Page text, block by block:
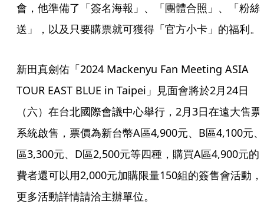
會，他準備了「簽名海報」、「團體合照」、「粉絲
送」，以及只要購票就可獲得「官方小卡」的福利。
新田真劍佑「2024 Mackenyu Fan Meeting ASIA
TOUR EAST BLUE in Taipei」見面會將於2月24日
（六）在台北國際會議中心舉行，2月3日在遠大售票
系統啟售，票價為新台幣A區4,900元、B區4,100元
區3,300元、D區2,500元等四種，購買A區4,900元的
費者還可以用2,000元加購限量150組的簽售會活動，
更多活動詳情請洽主辦單位。